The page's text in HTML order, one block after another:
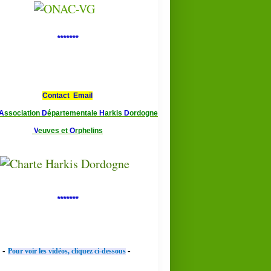
*******
Contact Email
ssociation Départementale Harkis Dordogne
Veuves et Orphelins
*******
- Pour voir les vidéos, cliquez ci-dessous -